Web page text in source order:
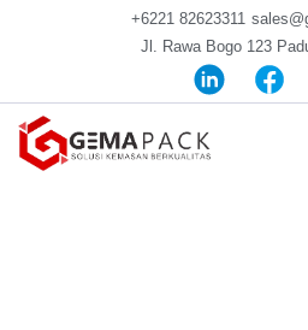
+6221 82623311
Jl. Rawa Bogo 123